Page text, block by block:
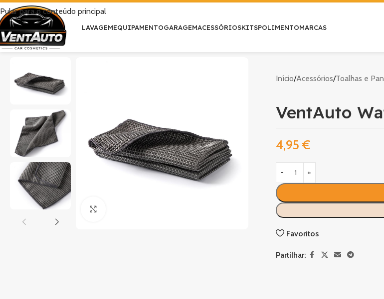
Pular para o conteúdo principal
LAVAGEMEQUIPAMENTOGARAGEMACESSÓRIOSKITSPOLIMENTOMARCAS
Início Acessórios Toalhas e
VentAuto
4,95 €
Favoritos
Partilhar: